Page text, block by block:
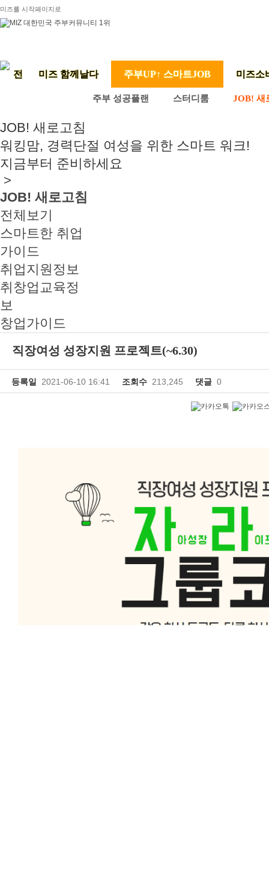
미즈를 시작페이지로
미즈 함께날다 주부UP↑ 스마트JOB 미즈소
주부 성공플랜 스터디룸 JOB! 새
JOB! 새로고침
워킹맘, 경력단절 여성을 위한 스마트 워크!
지금부터 준비하세요
>
JOB! 새로고침
전체보기
스마트한 취업
가이드
취업지원정보
취창업교육정
보
창업가이드
직장여성 성장지원 프로젝트(~6.30)
등록일 2021-06-10 16:41 조회수 213,245 댓글 0
심사위원 시선으로 보는 사업계획